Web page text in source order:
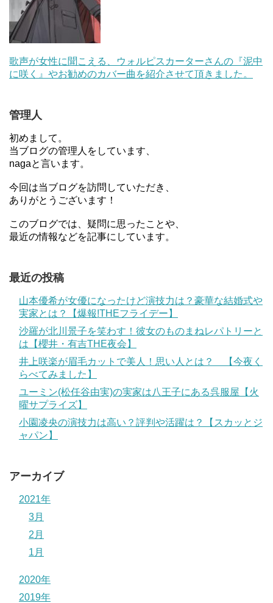
歌声が女性に聞こえる、ウォルピスカーターさんの『泥中
に咲く』やお勧めのカバー曲を紹介させて頂きました。
管理人
初めまして。
当ブログの管理人をしています、
nagaと言います。
今回は当ブログを訪問していただき、
ありがとうございます！
このブログでは、疑問に思ったことや、
最近の情報などを記事にしています。
最近の投稿
山本優希が女優になったけど演技力は？豪華な結婚式や
実家とは？【爆報!THEフライデー】
沙羅が北川景子を笑わす！彼女のものまねレパトリーと
は【櫻井・有吉THE夜会】
井上咲楽が眉毛カットで美人！思い人とは？ 【今夜く
らべてみました】
ユーミン(松任谷由実)の実家は八王子にある呉服屋【火
曜サプライズ】
小園凌央の演技力は高い？評判や活躍は？【スカッとジ
ャパン】
アーカイブ
2021年
3月
2月
1月
2020年
2019年